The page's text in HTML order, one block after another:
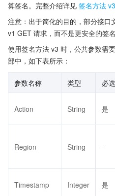
算签名。完整介绍详见 签名方法 v3
注意：出于简化的目的，部分接口
v1 GET 请求，而不是更安全的签名
使用签名方法 v3 时，公共参数需
部中，如下表所示：
参数名称 类型 必选
Action String 是
Region String -
Timestamp Integer 是